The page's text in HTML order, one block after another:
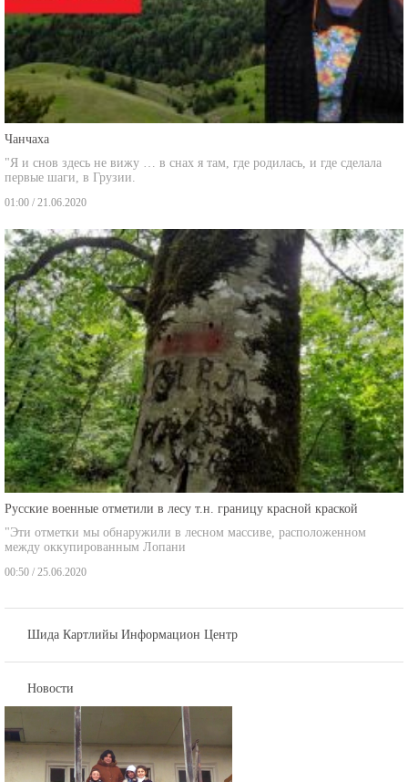
Чанчаха
"Я и снов здесь не вижу … в снах я там, где родилась, и где сделала
первые шаги, в Грузии.
01:00 / 21.06.2020
Русские военные отметили в лесу т.н. границу красной краской
"Эти отметки мы обнаружили в лесном массиве, расположенном
между оккупированным Лопани
00:50 / 25.06.2020
Шида Картлийы Информацион Центр
Новости